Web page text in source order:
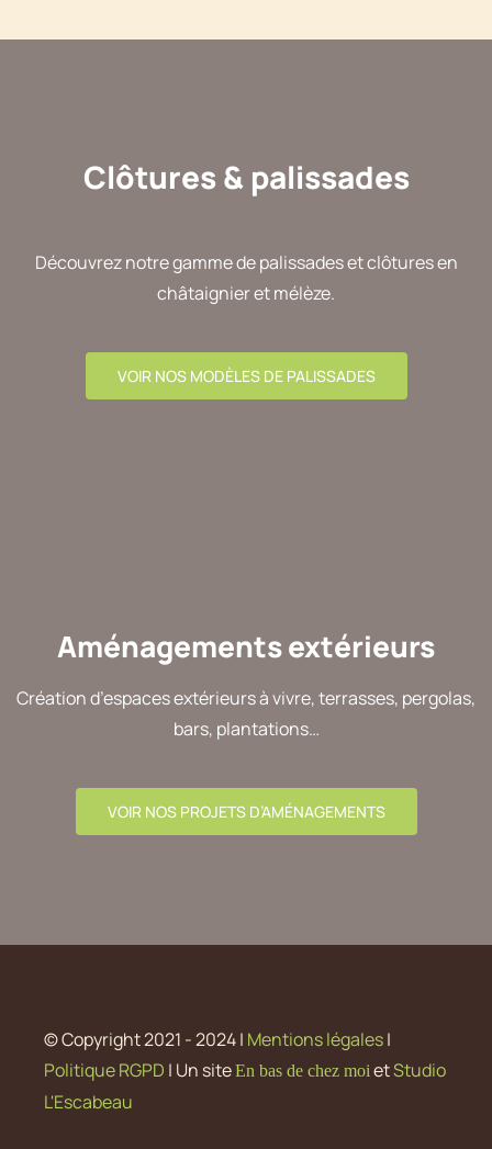
Clôtures & palissades
Découvrez notre gamme de palissades et clôtures en
châtaignier et mélèze.
VOIR NOS MODÈLES DE PALISSADES
Aménagements extérieurs
Création d’espaces extérieurs à vivre, terrasses, pergolas,
bars, plantations…
VOIR NOS PROJETS D’AMÉNAGEMENTS
© Copyright 2021 - 2024 | Mentions légales|
Politique RGPD | Un siteEn bas de chez moietStudio
L'Escabeau